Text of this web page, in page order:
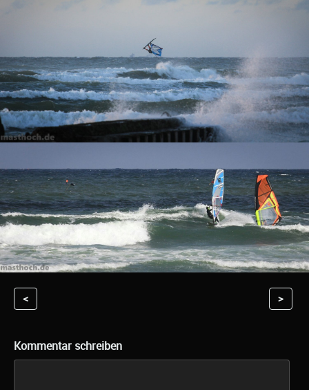
< >
Kommentar schreiben